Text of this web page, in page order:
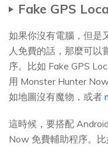
Fake GPS
如果你沒有電腦，但是
人免費的話，那麼可以
序。比如 Fake GPS
用 Monster Hunter
如地圖沒有魔物，或者
這時候，要搭配
Now 免費輔助程序。